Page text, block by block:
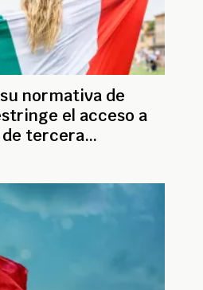
normativa de
el acceso a
tercera